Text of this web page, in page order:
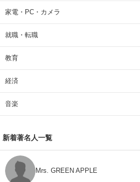
家電・PC・カメラ
就職・転職
教育
経済
音楽
新着著名人一覧
Mrs. GREEN APPLE